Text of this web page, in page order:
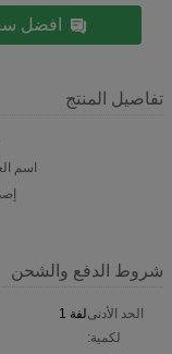
افضل
تفاصيل المنتج
اسم
شروط الدفع والشحن
الحد الأدنى
لكمية:
لفة 1